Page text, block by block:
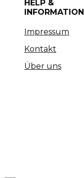
HELP &
INFORMATION
Impressum
Kontakt
Über uns